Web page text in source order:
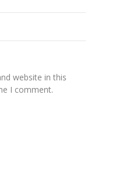
website in this
I comment.